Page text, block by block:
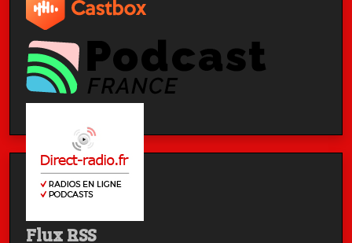
Flux RSS